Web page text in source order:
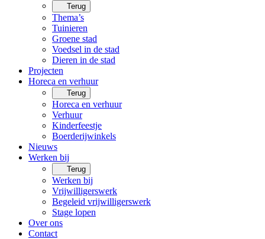
Terug
Thema’s
Tuinieren
Groene stad
Voedsel in de stad
Dieren in de stad
Projecten
Horeca en verhuur
Terug
Horeca en verhuur
Verhuur
Kinderfeestje
Boerderijwinkels
Nieuws
Werken bij
Terug
Werken bij
Vrijwilligerswerk
Begeleid vrijwilligerswerk
Stage lopen
Over ons
Contact